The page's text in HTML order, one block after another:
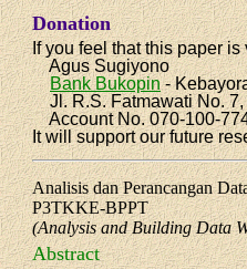
Donation
If you feel that this paper
Agus Sugiyono
Bank Bukopin-
Jl. R.S. Fatmawati No. 7,
Account No. 070-100-
It will support our future
Analisis dan Perancangan
P3TKKE-BPPT
(Analysis and Building Data
Abstract